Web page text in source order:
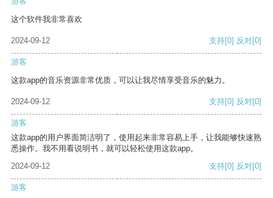
这个软件我非常喜欢
2024-09-12 支持[0] 反对[0]
游客
这款app的音乐资源非常优质，可以让我尽情享受音乐的魅力。
2024-09-12 支持[0] 反对[0]
游客
这款app的用户界面简洁明了，使用起来非常容易上手，让我能够快速熟
悉操作。我不用看说明书，就可以轻松使用这款app。
2024-09-12
支持[0] 反对[0]
游客